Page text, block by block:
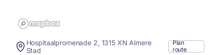
Hospitaalpromenade 2, 1315 XN Almere
Stad
Plan
route